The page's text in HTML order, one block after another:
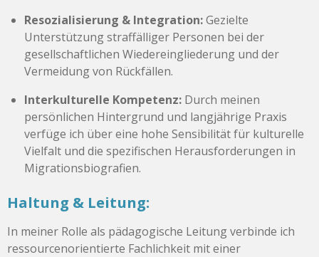
Resozialisierung & Integration:Gezielte
Unterstützung straffälliger Personen bei der
gesellschaftlichen Wiedereingliederung und der
Vermeidung von Rückfällen.
Interkulturelle Kompetenz: Durch meinen
persönlichen Hintergrund und langjährige Praxis
verfüge ich über eine hohe Sensibilität für kulturelle
Vielfalt und die spezifischen Herausforderungen in
Migrationsbiografien.
Haltung & Leitung:
In meiner Rolle als pädagogische Leitung verbinde ich
ressourcenorientierte Fachlichkeit mit einer